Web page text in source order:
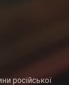
російської